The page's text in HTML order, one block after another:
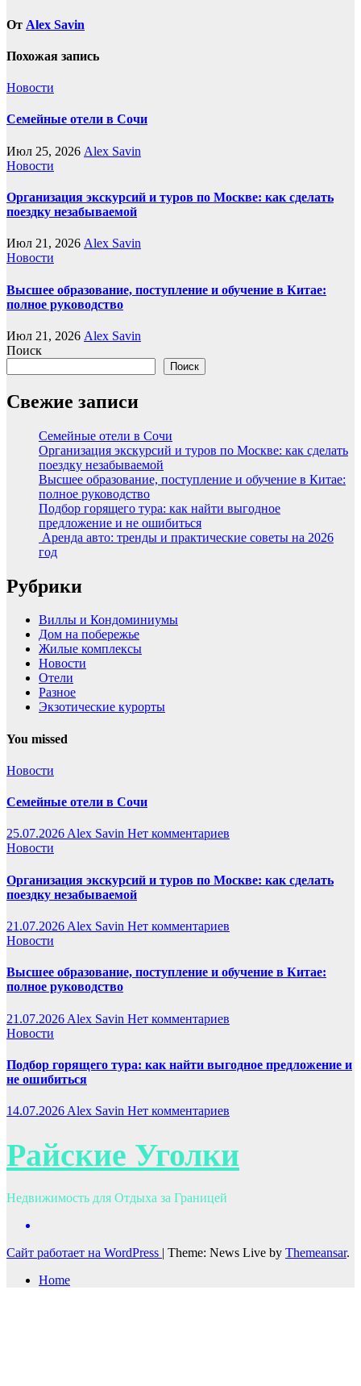
От Alex Savin
Похожая запись
Новости
Семейные отели в Сочи
Июл 25, 2026 Alex Savin
Новости
Организация экскурсий и туров по Москве: как сделать
поездку незабываемой
Июл 21, 2026 Alex Savin
Новости
Высшее образование, поступление и обучение в Китае:
полное руководство
Июл 21, 2026 Alex Savin
Поиск
Поиск
Свежие записи
Семейные отели в Сочи
Организация экскурсий и туров по Москве: как сделать
поездку незабываемой
Высшее образование, поступление и обучение в Китае:
полное руководство
Подбор горящего тура: как найти выгодное
предложение и не ошибиться
Аренда авто: тренды и практические советы на 2026
год
Рубрики
Виллы и Кондоминиумы
Дом на побережье
Жилые комплексы
Новости
Отели
Разное
Экзотические курорты
You missed
Новости
Семейные отели в Сочи
25.07.2026Alex Savin Нет комментариев
Новости
Организация экскурсий и туров по Москве: как сделать
поездку незабываемой
21.07.2026 Alex Savin Нет комментариев
Новости
Высшее образование, поступление и обучение в Китае:
полное руководство
21.07.2026 Alex Savin Нет комментариев
Новости
Подбор горящего тура: как найти выгодное предложение и
не ошибиться
14.07.2026 Alex Savin Нет комментариев
Райские Уголки
Недвижимость для Отдыха за Границей
Сайт работает на WordPress | Theme: News Live by Themeansar.
Home